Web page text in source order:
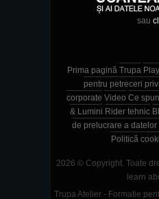
sau
Prima pagină Trupa
pentru petreceri
corporate Video Ce
& Lumini Rider tehnic
de prelucrare a datelor
Politică
2026 © Copyright. Toate
learn
Trupa Atelier - Formatie